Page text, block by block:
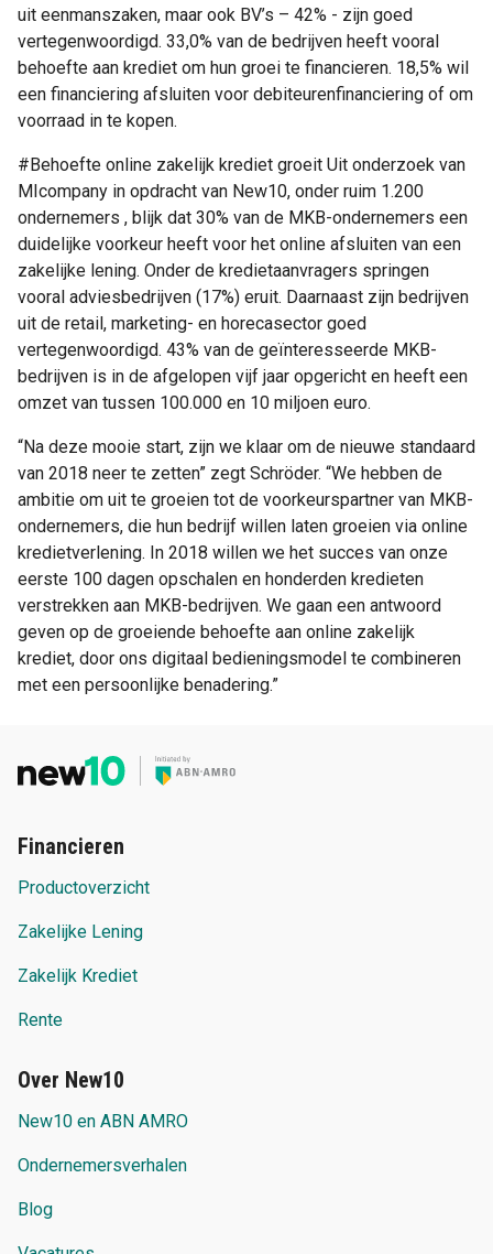
uit eenmanszaken, maar ook BV’s – 42% - zijn goed
vertegenwoordigd. 33,0% van de bedrijven heeft vooral
behoefte aan krediet om hun groei te financieren. 18,5% wil
een financiering afsluiten voor debiteurenfinanciering of om
voorraad in te kopen.
#Behoefte online zakelijk krediet groeit Uit onderzoek van
MIcompany in opdracht van New10, onder ruim 1.200
ondernemers , blijk dat 30% van de MKB-ondernemers een
duidelijke voorkeur heeft voor het online afsluiten van een
zakelijke lening. Onder de kredietaanvragers springen
vooral adviesbedrijven (17%) eruit. Daarnaast zijn bedrijven
uit de retail, marketing- en horecasector goed
vertegenwoordigd. 43% van de geïnteresseerde MKB-
bedrijven is in de afgelopen vijf jaar opgericht en heeft een
omzet van tussen 100.000 en 10 miljoen euro.
“Na deze mooie start, zijn we klaar om de nieuwe standaard
van 2018 neer te zetten” zegt Schröder. “We hebben de
ambitie om uit te groeien tot de voorkeurspartner van MKB-
ondernemers, die hun bedrijf willen laten groeien via online
kredietverlening. In 2018 willen we het succes van onze
eerste 100 dagen opschalen en honderden kredieten
verstrekken aan MKB-bedrijven. We gaan een antwoord
geven op de groeiende behoefte aan online zakelijk
krediet, door ons digitaal bedieningsmodel te combineren
met een persoonlijke benadering.”
Financieren
Productoverzicht
Zakelijke Lening
Zakelijk Krediet
Rente
Over New10
New10 en ABN AMRO
Ondernemersverhalen
Blog